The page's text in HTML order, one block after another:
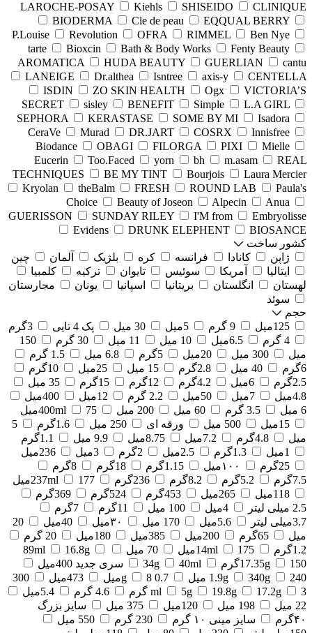
LAROCHE-POSAY
Kiehls SHISEIDO
CLINIQUE
BIODERMA
Cle de peau
EQQUAL BERRY
P.Louise
Revolution OFRA RIMMEL
Ben Nye
tarte
Bioxcin Bath & Body Works
Fenty Beauty
AROMATICA
HUDA BEAUTY GUERLIAN
cantu
LANEIGE
Dr.althea Isntree axis-y
CENTELLA
ISDIN
ZO SKIN HEALTH Ogx
VICTORIA’S
SECRET
sisley BENEFIT Simple
L.A GIRL
SEPHORA
KERASTASE SOME BY MI
Isadora
CeraVe
Murad DR.JART COSRX
Innisfree
Biodance
OBAGI FILORGA PIXI
Mielle
Eucerin
Too.Faced yorn bh m.asam
REAL
TECHNIQUES
BE MY TINT Bourjois
Laura Mercier
Kryolan
theBalm FRESH ROUND LAB
Paula's
Choice
Beauty of Joseon Alpecin
Anua
GUERISSON
SUNDAY RILEY I'M from
Embryolisse
Evidens
DRUNK ELEPHENT
BIOSANCE
کشور ساخت
ژاپن
کانادا فرانسه کره بلژیک آلمان
چین
ایتالیا
آمریکا سوئیس تایوان ترکیه
کلمبیا
لهستان
انگلستان بریتانیا اسپانیا یونان
مجارستان
سوئد
حجم
125میل
9 گرم 5میل 30 میل پک 4 تایی
3گرم
4 گرم
6.5میل 10 میل 11 میل 30 گرم
150
میل
300 میل 20میل 5گرم 6.8 میل
1.5 گرم
6گرم
40 میل 2.8گرم 15 میل 25میل
10گرم
2.5گرم
6میل 4.2گرم 12گرم 15گرم
35 میل
4.8میل
7میل 50میل 2.2 گرم 12میل
400میل
6 میل
3.5 گرم 60 میل 200 میل 400ml
75میل
15میل
500 میل ورقه ای 250 میل 1.6گرم
5
میل
4.8گرم 7.2میل 8.75میل 9.9 میل
1.1گرم
1میل
1.3گرم 2.5میل 2گرم 3میل
236میل
25گرم
۱۰۰میل 1.15گرم 18گرم
8گرم
7.5گرم
5.2گرم 8.2گرم 236گرم 237ml
177میل
118میل
265میل 453گرم 524گرم
369گرم
2.5 میلی لیتر
4میل 100 میل 11گرم
7گرم
3.7میلی لیتر
5.6میل 170 میل ۳۰میل 40میل
20
میل
65گرم 200میل 385میل 180میل
20 گرم
1.2گرم
14ml 175میل 70 میل 89ml
16.8g
17.35g
150گرم 34g 40ml
سری جدید 400میل
1.9g
340g 240 میل 0.7 g 8میل 473میل
300
ml
5g 19.8g 17.2g 3 گرم 4.6 گرم
5.4میل
22 میل
198 میل 120میل 375 میل
سایز بزرگ
۴۰گرم
سایز مینی ۱۰ گرم 230 گرم
550 میل